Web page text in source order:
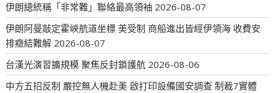
伊朗總統稱「非常難」聯絡最高領袖 2026-08-07
伊朗阿曼敲定霍峽航道坐標 美受制 商船進出皆經伊領海 收費安
排癥結難解 2026-08-07
台漢光演習擴規模 聚焦反封鎖護航 2026-08-06
中方五招反制 嚴控無人機赴美 啟打印設備國安調查 制裁7實體